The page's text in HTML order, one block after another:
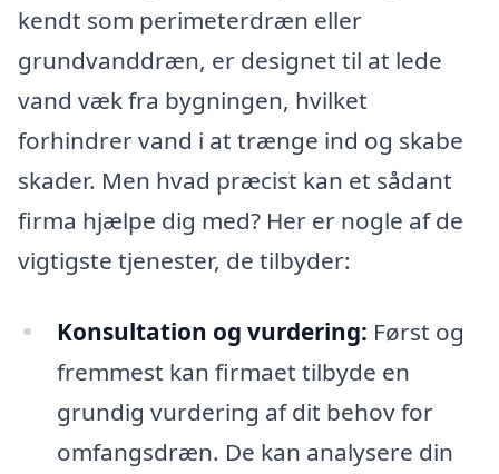
kendt som perimeterdræn eller
grundvanddræn, er designet til at lede
vand væk fra bygningen, hvilket
forhindrer vand i at trænge ind og skabe
skader. Men hvad præcist kan et sådant
firma hjælpe dig med? Her er nogle af de
vigtigste tjenester, de tilbyder:
Konsultation og vurdering: Først og
fremmest kan firmaet tilbyde en
grundig vurdering af dit behov for
omfangsdræn. De kan analysere din